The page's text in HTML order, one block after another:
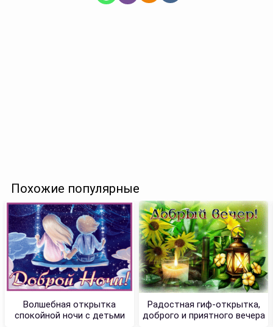
Похожие популярные
Волшебная открытка
спокойной ночи с детьми
Радостная гиф-открытка,
доброго и приятного вечера